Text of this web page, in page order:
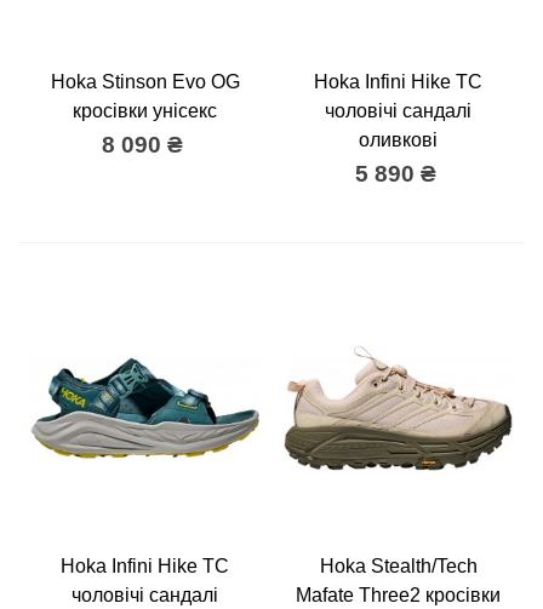
Hoka Stinson Evo OG
кросівки унісекс
8 090 ₴
Hoka Infini Hike TC
чоловічі сандалі
оливкові
5 890 ₴
Hoka Infini Hike TC
чоловічі сандалі
Hoka Stealth/Tech
Mafate Three2 кросівки